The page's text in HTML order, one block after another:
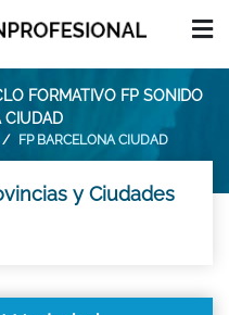
FORMATIVO FP SONIDO
CIUDAD
FP BARCELONA CIUDAD
y Ciudades